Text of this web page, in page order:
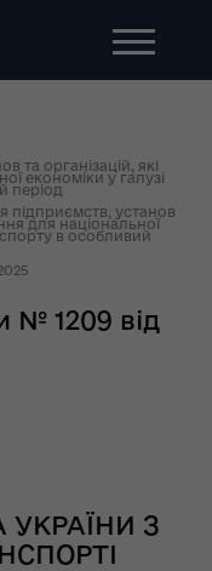
та організацій, які
економіки у галузі
період
підприємств, установ
для національної
в особливий
№ 1209 від
З